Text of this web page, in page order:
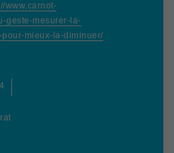
www.carnot-
geste-mesurer-la-
mieux-la-diminuer/